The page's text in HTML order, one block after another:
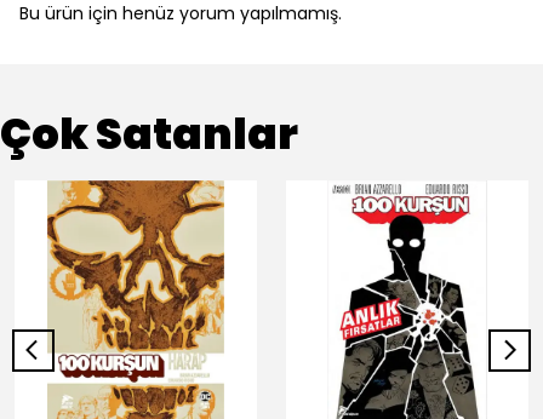
Bu ürün için henüz yorum yapılmamış.
Çok Satanlar